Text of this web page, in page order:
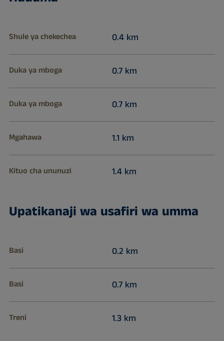
Shule ya chekechea 0.4 km
Duka ya mboga 0.7 km
Duka ya mboga 0.7 km
Mgahawa 1.1 km
Kituo cha ununuzi 1.4 km
Upatikanaji wa usafiri wa umma
Basi 0.2 km
Basi 0.7 km
Treni 1.3 km